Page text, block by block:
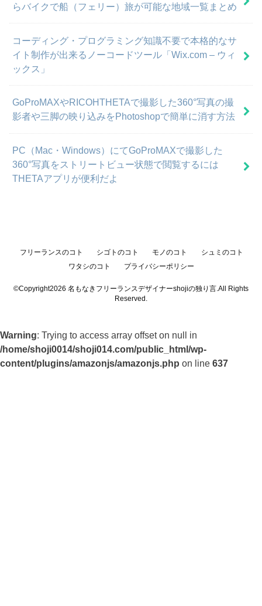
らバイクで船（フェリー）旅が可能な地域一覧まとめ
コーディング・プログラミング知識不要で本格的なサ
イト制作が出来るノーコードツール「Wix.com – ウィ
ックス」
GoProMAXやRICOHTHETAで撮影した360°写真の撮
影者や三脚の映り込みをPhotoshopで簡単に消す方法
PC（Mac・Windows）にてGoProMAXで撮影した
360°写真をストリートビュー状態で閲覧するには
THETAアプリが便利だよ
フリーランスのコト シゴトのコト モノのコト
シュミのコト
ワタシのコト
プライバシーポリシー
©Copyright2026 名もなきフリーランスデザイナーshojiの独り言 .All Rights
Reserved.
Warning: Trying to access array offset on null in
/home/shoji0014/shoji014.com/public_html/wp-
content/plugins/amazonjs/amazonjs.php on line 637